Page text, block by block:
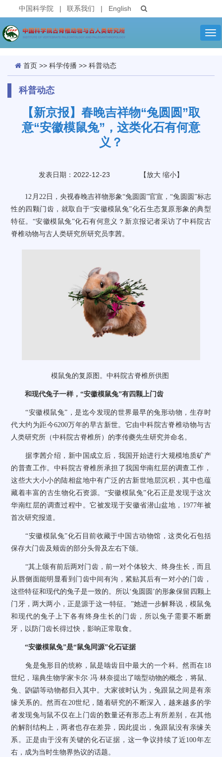
中国科学院 | 联系我们 | English
首页 >> 科学传播 >> 科普动态
科普动态
【新京报】春晚吉祥物“兔圆圆”取
意“安徽模鼠兔”，这类化石有何意
义？
发表日期：2022-12-23 【放大 缩小】
12 月 22日，央视春晚吉祥物形象“兔圆圆”官宣，“兔圆圆 ”标志
性的四颗门齿，就取自于“安徽模鼠兔”化石生态复原形象的典型
特征。 “安徽模鼠兔”化石有何意义？新京报记者采访了中科院古
脊椎动物与古人类研究所研究员李茜。
模鼠兔的复原图。中科院古脊椎所供图
和现代兔子一样，“安徽模鼠兔”有四颗上门齿
“安徽模鼠兔” ，是迄今发现的世界最早的兔形动物，生存时
代大约为距今6200万年的早古新世。它由中科院古脊椎动物与古
人类研究所（中科院古脊椎所）的李传夔先生研究并命名。
据李茜介绍，新中国成立后，我国开始进行大规模地质矿产
的普查工作。中科院古脊椎所承担了我国华南红层的调查工作，
这些大大小小的陆相盆地中有广泛的古新世地层沉积，其中也蕴
藏着丰富的古生物化石资源。 “安徽模鼠兔”化石正是发现于这次
华南红层的调查过程中。它被发现于安徽省潜山盆地， 1977年被
首次研究报道。
“安徽模鼠兔”化石目前收藏于中国古动物馆，这类化石包括
保存大门齿及颊齿的部分头骨及左右下颌。
“其上颌有前后两对门齿，前一对个体较大、终身生长，而且
从唇侧面能明显看到门齿中间有沟，紧贴其后有一对小的门齿，
这些特征和现代的兔子是一致的。所以‘兔圆圆 ’的形象保留四颗上
门牙，两大两小，正是源于这一特征。 ”她进一步解释说，模鼠兔
和现代的兔子上下各有终身生长的门齿，所以兔子需要不断磨
牙，以防门齿长得过快，影响正常取食。
“安徽模鼠兔”是“鼠兔同源”化石证据
兔是兔形目的统称，鼠是啮齿目中最大的一个科。然而在18
世纪，瑞典生物学家卡尔· 冯·林奈提出了啮型动物的概念，将鼠、
兔、鼩鼱等动物都归入其中。大家彼时认为，兔跟鼠之间是有亲
缘关系的。然而在20世纪，随着研究的不断深入，越来越多的学
者发现兔与鼠不仅在上门齿的数量还有形态上有所差别，在其他
的解剖结构上，两者也存在差异，因此提出，兔跟鼠没有亲缘关
系。正是由于没有关键的化石证据，这一争议持续了近100年左
右，成为当时生物界热议的话题。